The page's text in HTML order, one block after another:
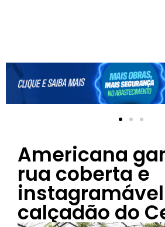
Americana
rua coberta e
calçadão do